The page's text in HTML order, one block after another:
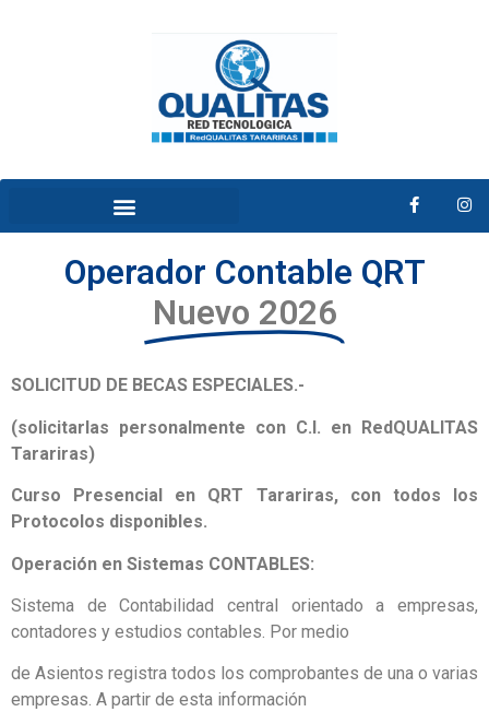
Operador Contable QRT
Nuevo 2026
SOLICITUD DE BECAS ESPECIALES.-
(solicitarlas personalmente con C.I. en RedQUALITAS
Tarariras)
Curso Presencial en QRT Tarariras, con todos los
Protocolos disponibles.
Operación en Sistemas CONTABLES:
Sistema de Contabilidad central orientado a empresas,
contadores y estudios contables. Por medio
de Asientos registra todos los comprobantes de una o varias
empresas. A partir de esta información